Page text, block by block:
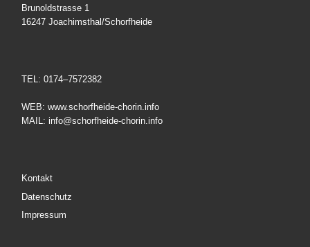
Brunoldstrasse 1
16247 Joachimsthal/Schorfheide
TEL: 0174–7572382
WEB: www.schorfheide-chorin.info
MAIL: info@schorfheide-chorin.info
Kontakt
Datenschutz
Impressum